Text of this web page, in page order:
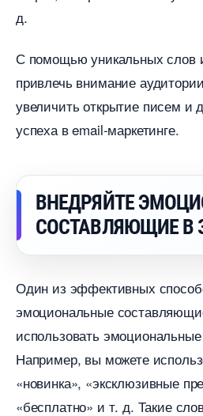
д.
С помощью уникальных слов
привлечь внимание
увеличить открытие писем и
успеха в email-маркетинге.
НЕДРЯЙТЕ
СОСТАВЛЯЮЩИЕ В
Один из эффективных
эмоциональные
использовать
Например, вы можете
«новинка», «эксклюзивные
«бесплатно» и т. д. Такие